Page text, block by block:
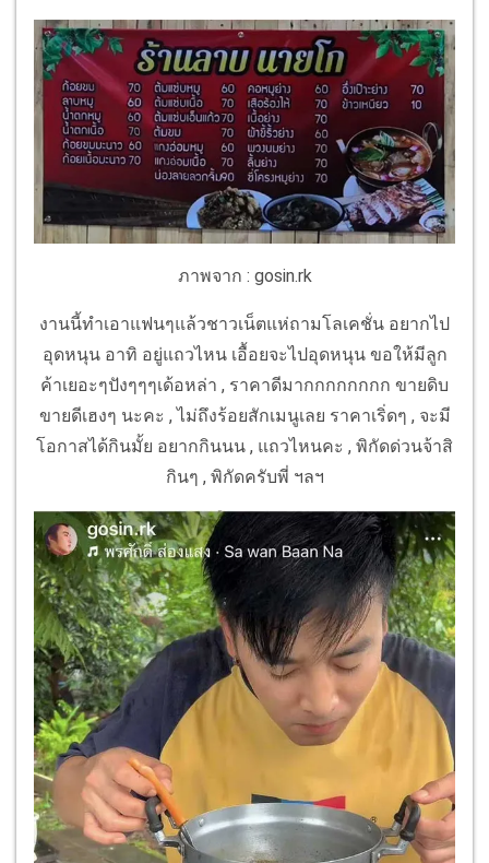
ภาพจาก : gosin.rk
งานนี้ทำเอาแฟนๆแล้วชาวเน็ตแห่ถามโลเคชั่น อยากไป
อุดหนุน อาทิ อยู่แถวไหน เอื้อยจะไปอุดหนุน ขอให้มีลูก
ค้าเยอะๆปังๆๆๆเด้อหล่า , ราคาดีมากกกกกกกก ขายดิบ
ขายดีเฮงๆ นะคะ , ไม่ถึงร้อยสักเมนูเลย ราคาเริ่ดๆ , จะมี
โอกาสได้กินมั้ย อยากกินนน , แถวไหนคะ , พิกัดด่วนจ้าสิ
กินๆ , พิกัดครับพี่ ฯลฯ